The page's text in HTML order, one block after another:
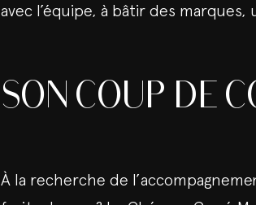
avec l’équipe, à bâtir des marques,
SON COUP DE
À la recherche de